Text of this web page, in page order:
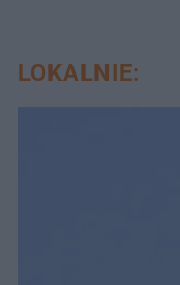
LOKALNIE: